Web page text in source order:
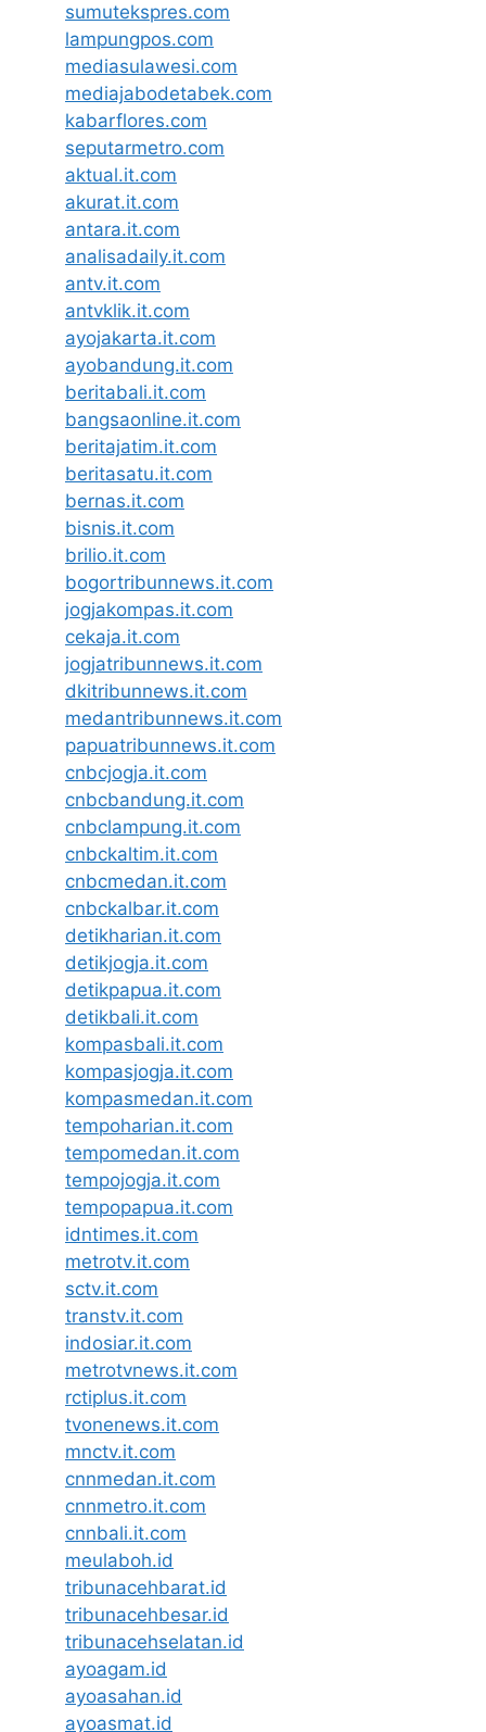
sumutekspres.com
lampungpos.com
mediasulawesi.com
mediajabodetabek.com
kabarflores.com
seputarmetro.com
aktual.it.com
akurat.it.com
antara.it.com
analisadaily.it.com
antv.it.com
antvklik.it.com
ayojakarta.it.com
ayobandung.it.com
beritabali.it.com
bangsaonline.it.com
beritajatim.it.com
beritasatu.it.com
bernas.it.com
bisnis.it.com
brilio.it.com
bogortribunnews.it.com
jogjakompas.it.com
cekaja.it.com
jogjatribunnews.it.com
dkitribunnews.it.com
medantribunnews.it.com
papuatribunnews.it.com
cnbcjogja.it.com
cnbcbandung.it.com
cnbclampung.it.com
cnbckaltim.it.com
cnbcmedan.it.com
cnbckalbar.it.com
detikharian.it.com
detikjogja.it.com
detikpapua.it.com
detikbali.it.com
kompasbali.it.com
kompasjogja.it.com
kompasmedan.it.com
tempoharian.it.com
tempomedan.it.com
tempojogja.it.com
tempopapua.it.com
idntimes.it.com
metrotv.it.com
sctv.it.com
transtv.it.com
indosiar.it.com
metrotvnews.it.com
rctiplus.it.com
tvonenews.it.com
mnctv.it.com
cnnmedan.it.com
cnnmetro.it.com
cnnbali.it.com
meulaboh.id
tribunacehbarat.id
tribunacehbesar.id
tribunacehselatan.id
ayoagam.id
ayoasahan.id
ayoasmat.id